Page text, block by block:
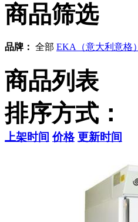
商品筛选
品牌： 全部 EKA（意大利意格）
商品列表
排序方式：
上架时间 价格 更新时间